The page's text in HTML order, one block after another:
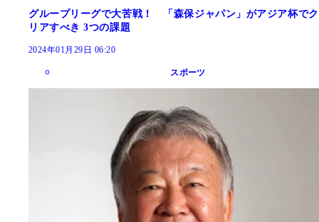
グループリーグで大苦戦！ 「森保ジャパン」がアジア杯でク
リアすべき 3つの課題
2024年01月29日 06:20
スポーツ